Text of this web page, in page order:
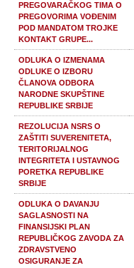
PREGOVARAČKOG TIMA O
PREGOVORIMA VOĐENIM
POD MANDATOM TROJKE
KONTAKT GRUPE...
ODLUKA O IZMENAMA
ODLUKE O IZBORU
ČLANOVA ODBORA
NARODNE SKUPŠTINE
REPUBLIKE SRBIJE
REZOLUCIJA NSRS O
ZAŠTITI SUVERENITETA,
TERITORIJALNOG
INTEGRITETA I USTAVNOG
PORETKA REPUBLIKE
SRBIJE
ODLUKA O DAVANJU
SAGLASNOSTI NA
FINANSIJSKI PLAN
REPUBLIČKOG ZAVODA ZA
ZDRAVSTVENO
OSIGURANJE ZA